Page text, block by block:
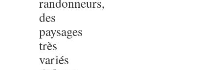
des
paysages
très
variés